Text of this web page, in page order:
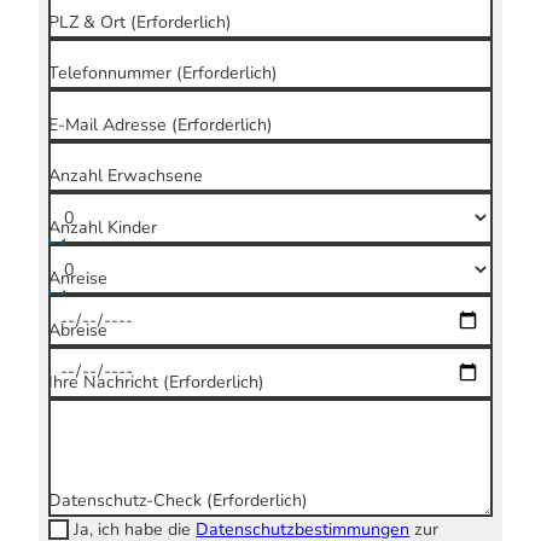
PLZ & Ort (Erforderlich)
Telefonnummer (Erforderlich)
E-Mail Adresse (Erforderlich)
Anzahl Erwachsene
Anzahl Kinder
Anreise
Abreise
Ihre Nachricht (Erforderlich)
Datenschutz-Check (Erforderlich)
Ja, ich habe die Datenschutzbestimmungen zur